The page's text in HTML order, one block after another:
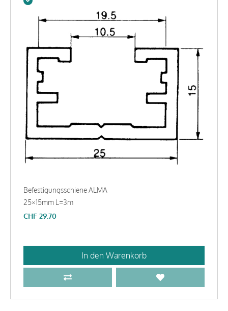
Befestigungsschiene ALMA
25×15mm L=3m
CHF 29.70
In den Warenkorb